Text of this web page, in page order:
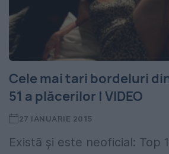
Cele mai tari bordeluri
51 a plăcerilor | VIDEO
27 IANUARIE 2015
Există şi este neoficial: Top